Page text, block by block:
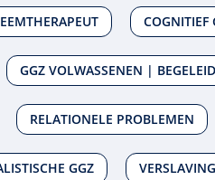
COGNITIEF
GGZ VOLWASSENEN |
RELATIONELE PROBLEMEN
GGZ